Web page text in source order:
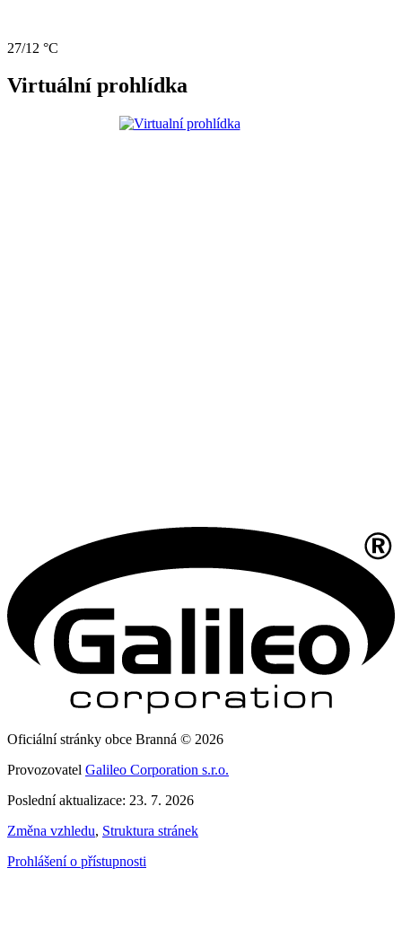
27/12 °C
Virtuální prohlídka
Oficiální stránky obce Branná © 2026
Provozovatel Galileo Corporation s.r.o.
Poslední aktualizace: 23. 7. 2026
Změna vzhledu, Struktura stránek
Prohlášení o přístupnosti